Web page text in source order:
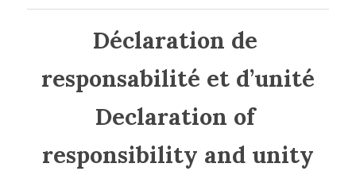
Déclaration de
responsabilité et d’unité
Declaration of
responsibility and unity